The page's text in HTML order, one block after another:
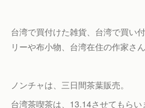
台湾で買付けた雑貨、台湾で買い
リーや布小物、台湾在住の作家さ
ノンチャは、三日間茶葉販売。
台湾茶喫茶は、13.14させてもらい